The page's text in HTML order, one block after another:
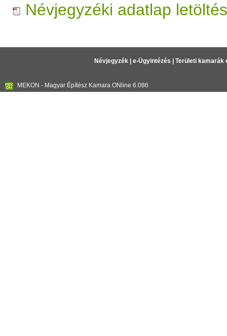
Névjegyzéki adatlap
Névjegyzék| e-Ügyintézés Területi kamarák
MEKON - Magyar Építész Kamara ONline 6.086